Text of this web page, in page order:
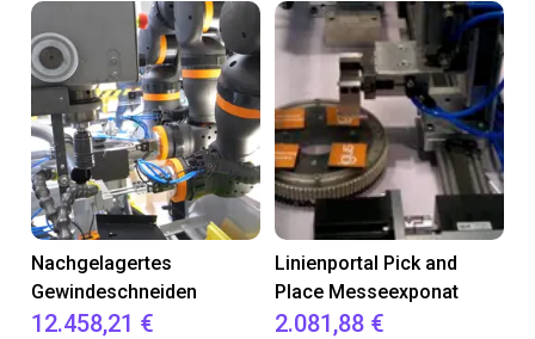
Nachgelagertes
Gewindeschneiden
12.458,21 €
Linienportal Pick and
Place Messeexponat
2.081,88 €